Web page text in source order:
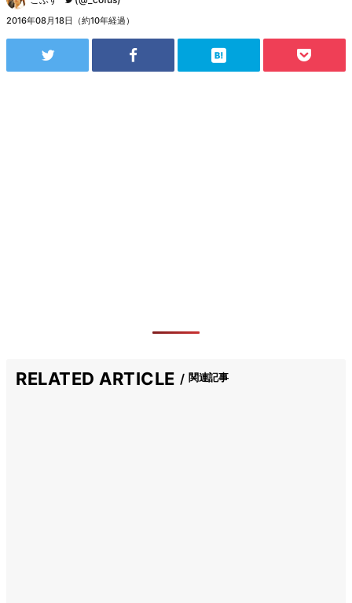
2016年08月18日（約10年経過）
RELATED ARTICLE 関連記事